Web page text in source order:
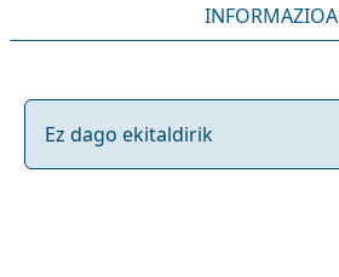
INFORMAZIOA
Ez dago ekitaldirik